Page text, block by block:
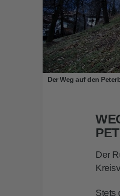
Der Weg auf den
Der
Stets